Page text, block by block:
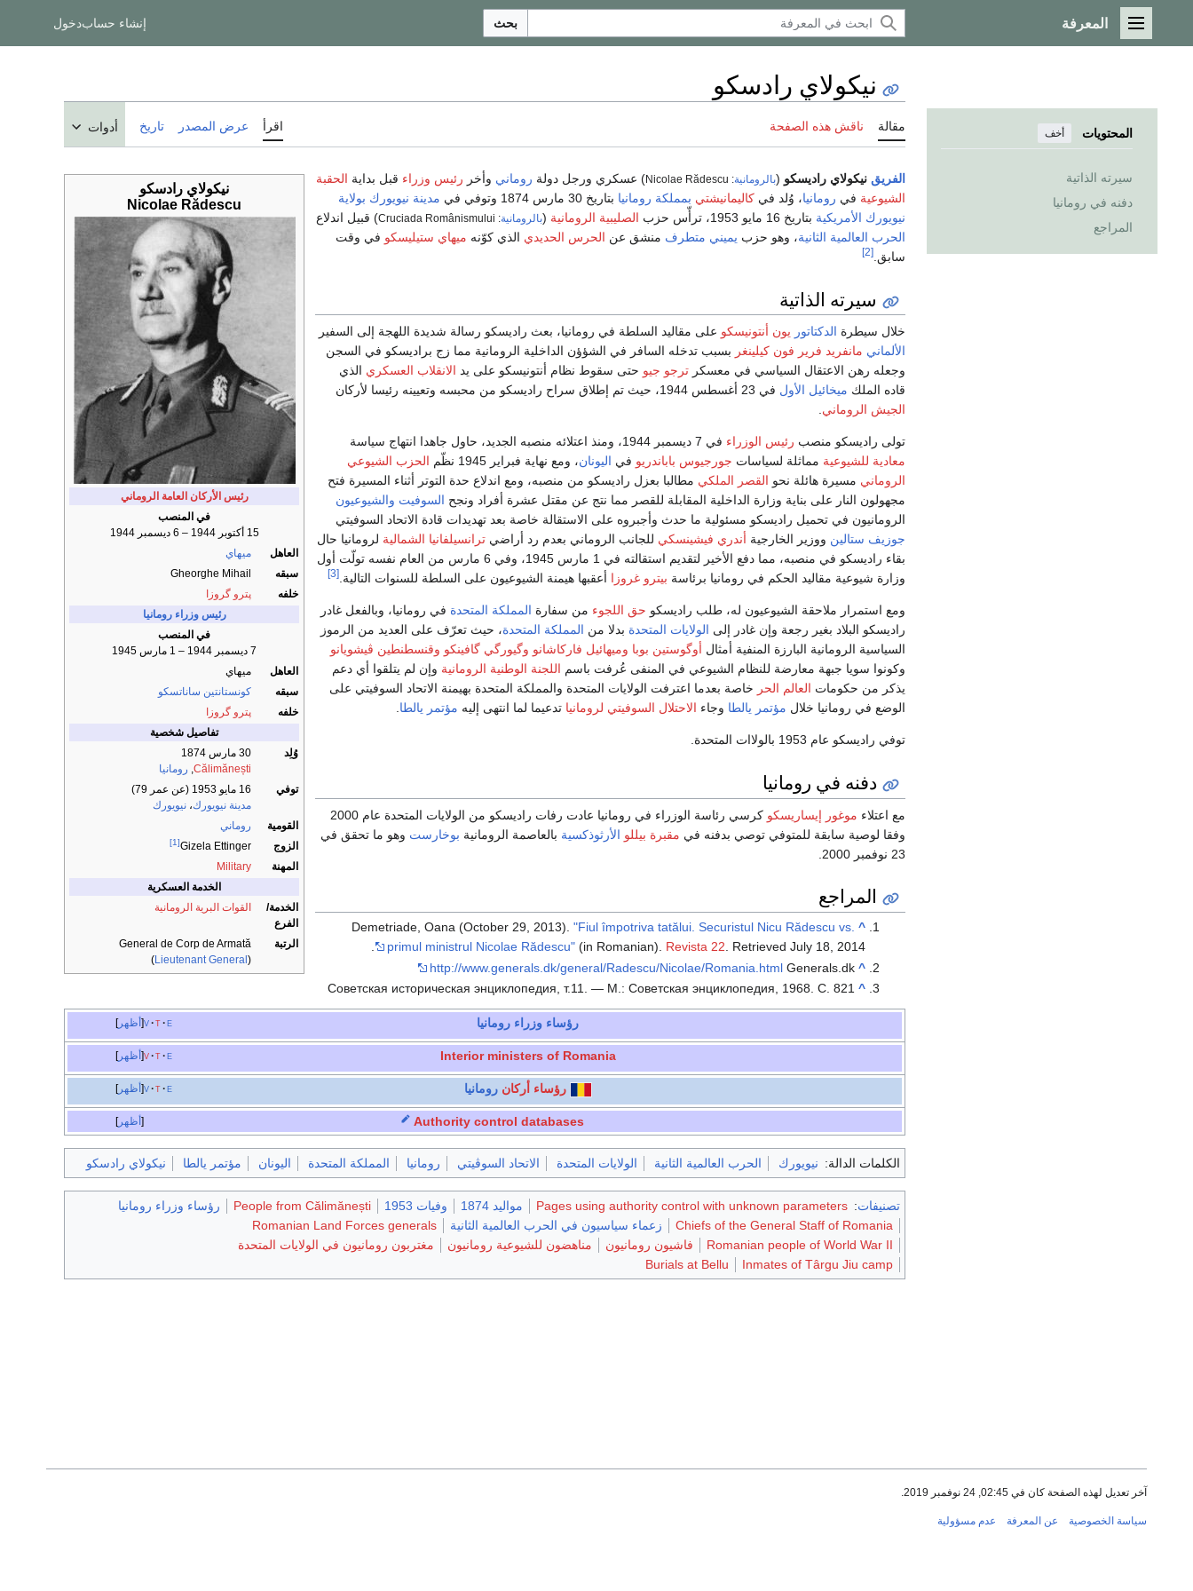
القائمة الرئيسية
المعرفة بحث إنشاء حسابدخول
المحتويات أخف
سيرته الذاتية
دفنه في رومانيا
المراجع
نيكولاي رادسكو
مقالة ناقش هذه الصفحة اقرأ عرض المصدر تاريخ أدوات
نيكولاي رادسكو
Nicolae Rădescu
رئيس الأركان العامة الروماني
في المنصب
15 أكتوبر 1944 – 6 ديسمبر 1944
العاهل
ميهاي
سبقه
Gheorghe Mihail
خلفه
پترو گروزا
رئيس وزراء رومانيا
في المنصب
7 ديسمبر 1944 – 1 مارس 1945
العاهل
ميهاي
سبقه
كونستانتين ساناتسكو
خلفه
پترو گروزا
تفاصيل شخصية
وُلِد
30 مارس 1874
Călimănești
, رومانيا
توفي
16 مايو 1953 (عن عمر 79)
مدينة نيويورك، نيويورك
القومية
روماني
الزوج
Gizela Ettinger
[1]
المهنة
Military
الخدمة العسكرية
الخدمة/
الفرع
القوات البرية الرومانية
الرتبة
General de Corp de Armată
(Lieutenant General )
الفريق نيكولاي راديسكو (بالرومانية: Nicolae Rădescu ) عسكري ورجل دولة روماني وأخر رئيس وزراء قبل بداية الحقبة
الشيوعية في رومانيا، وُلد في كاليمانيشتي بمملكة رومانيا بتاريخ 30 مارس 1874 وتوفي في مدينة نيويورك بولاية
نيويورك الأمريكية بتاريخ 16 مايو 1953، ترأّس حزب الصليبية الرومانية (بالرومانية: Cruciada Românismului
) قبيل اندلاع
الحرب العالمية الثانية، وهو حزب يميني متطرف منشق عن الحرس الحديدي الذي كوّنه ميهاي ستيليسكو في وقت
سابق. [2]
سيرته الذاتية
خلال سيطرة الدكتاتور يون أنتونيسكو على مقاليد السلطة في رومانيا، بعث راديسكو رسالة شديدة اللهجة إلى السفير
الألماني مانفريد فرير فون كيلينغر بسبب تدخله السافر في الشؤؤن الداخلية الرومانية مما زج براديسكو في السجن
وجعله رهن الاعتقال السياسي في معسكر ترجو جيو حتى سقوط نظام أنتونيسكو على يد الانقلاب العسكري الذي
قاده الملك ميخائيل الأول في 23 أغسطس 1944، حيث تم إطلاق سراح راديسكو من محبسه وتعيينه رئيسا لأركان
الجيش الروماني.
تولى راديسكو منصب رئيس الوزراء في 7 ديسمبر 1944، ومنذ اعتلائه منصبه الجديد، حاول جاهدا انتهاج سياسة
معادية للشيوعية مماثلة لسياسات جورجيوس باباندريو في اليونان، ومع نهاية فبراير 1945 نظّم
الحزب الشيوعي
الروماني مسيرة هائلة نحو القصر الملكي مطالبا بعزل راديسكو من منصبه، ومع اندلاع حدة التوتر أثناء المسيرة فتح
مجهولون النار على بناية وزارة الداخلية المقابلة للقصر مما نتج عن مقتل عشرة أفراد ونجح السوفيت والشيوعيون
الرومانيون في تحميل راديسكو مسئولية ما حدث وأجبروه على الاستقالة خاصة بعد تهديدات قادة الاتحاد السوفيتي
جوزيف ستالين ووزير الخارجية أندري فيشينسكي للجانب الروماني بعدم رد أراضي ترانسيلفانيا الشمالية لرومانيا حال
بقاء راديسكو في منصبه، مما دفع الأخير لتقديم استقالته في 1 مارس 1945، وفي 6 مارس من العام نفسه تولّت أول
وزارة شيوعية مقاليد الحكم في رومانيا برئاسة بيترو غروزا أعقبها هيمنة الشيوعيون على السلطة للسنوات التالية.[3]
ومع استمرار ملاحقة الشيوعيون له، طلب راديسكو حق اللجوء من سفارة المملكة المتحدة في رومانيا، وبالفعل غادر
راديسكو البلاد بغير رجعة وإن غادر إلى الولايات المتحدة بدلا من المملكة المتحدة، حيث تعرّف على العديد من الرموز
السياسية الرومانية البارزة المنفية أمثال أوگوستين بوبا وميهائيل فاركاشانو وگيورگي گافينكو وقنسطنطين ڤيشويانو
وكونوا سويا جبهة معارضة للنظام الشيوعي في المنفى عُرفت باسم اللجنة الوطنية الرومانية وإن لم يتلقوا أي دعم
يذكر من حكومات العالم الحر خاصة بعدما اعترفت الولايات المتحدة والمملكة المتحدة بهيمنة الاتحاد السوفيتي على
الوضع في رومانيا خلال مؤتمر يالطا وجاء الاحتلال السوفيتي لرومانيا تدعيما لما انتهى إليه مؤتمر يالطا.
توفي راديسكو عام 1953 بالولاات المتحدة.
دفنه في رومانيا
مع اعتلاء موغور إيساريسكو
كرسي رئاسة الوزراء في رومانيا عادت رفات راديسكو من الولايات المتحدة عام 2000
وفقا لوصية سابقة للمتوفي توصي بدفنه في مقبرة بيللو الأرثوذكسية بالعاصمة الرومانية بوخارست وهو ما تحقق في
23 نوفمبر 2000.
المراجع
^
Demetriade, Oana (October 29, 2013)."Fiul împotriva tatălui. Securistul Nicu Rădescu vs.
primul ministrul Nicolae Rădescu" (in Romanian). Revista 22. RetrievedJuly 18, 2014
.
^
http://www.generals.dk/general/Radescu/Nicolae/Romania.html Generals.dk
^
Советская историческая энциклопедия, т.11. — М.: Советская энциклопедия, 1968. С. 821
أظهر v t e رؤساء وزراء رومانيا
أظهر v t e Interior ministers of Romania
أظهر v t e رؤساء أركان رومانيا
أظهر Authority control databases
الكلمات الدالة: نيويورك الحرب العالمية الثانية الولايات المتحدة الاتحاد السوڤيتي رومانيا المملكة المتحدة اليونان مؤتمر يالطا نيكولاي رادسكو
تصنيفات:
Pages using authority control with unknown parameters مواليد 1874 وفيات 1953 People from Călimănești
رؤساء وزراء رومانيا
Chiefs of the General Staff of Romania
زعماء سياسيون في الحرب العالمية الثانية
Romanian Land Forces generals
Romanian people of World War II
فاشيون رومانيون مناهضون للشيوعية رومانيون
مغتربون رومانيون في الولايات المتحدة
Inmates of Târgu Jiu camp
Burials at Bellu
آخر تعديل لهذه الصفحة كان في 02:45, 24 نوفمبر 2019.
سياسة الخصوصية عن المعرفة عدم مسؤولية